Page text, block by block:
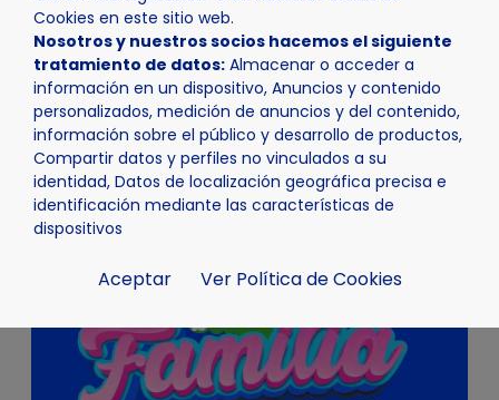
Cookies en este sitio web.
Nosotros y nuestros socios hacemos el siguiente
tratamiento de datos: Almacenar o acceder a
información en un dispositivo, Anuncios y contenido
personalizados, medición de anuncios y del contenido,
información sobre el público y desarrollo de productos,
Compartir datos y perfiles no vinculados a su
identidad, Datos de localización geográfica precisa e
identificación mediante las características de
dispositivos
Aceptar Ver Política de Cookies